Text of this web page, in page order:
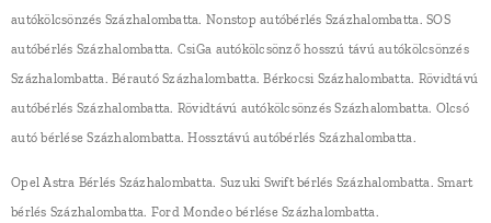
autókölcsönzés Százhalombatta. Nonstop autóbérlés Százhalombatta. SOS
autóbérlés Százhalombatta. CsiGa autókölcsönző hosszú távú autókölcsönzés
Százhalombatta. Bérautó Százhalombatta. Bérkocsi Százhalombatta. Rövidtávú
autóbérlés Százhalombatta. Rövidtávú autókölcsönzés Százhalombatta. Olcsó
autó bérlése Százhalombatta. Hossztávú autóbérlés Százhalombatta.
Opel Astra Bérlés Százhalombatta. Suzuki Swift bérlés Százhalombatta. Smart
bérlés Százhalombatta. Ford Mondeo bérlése Százhalombatta.